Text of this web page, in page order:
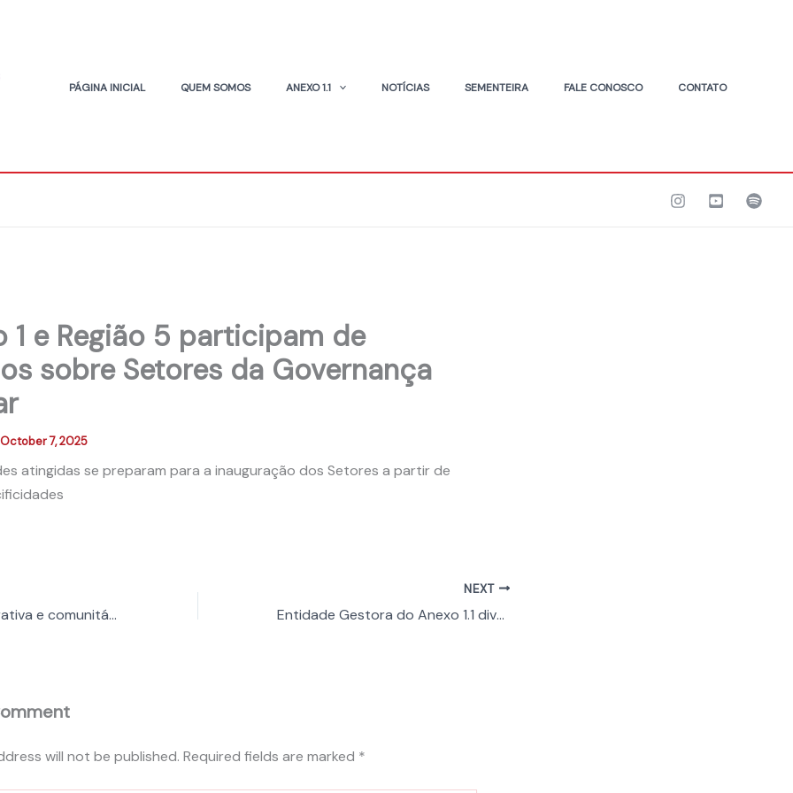
PÁGINA INICIAL QUEM SOMOS ANEXO 1.1 NOTÍCIAS SEMENTEIRA FALE CONOSCO CONTATO
1 e Região 5 participam de
sobre Setores da Governança
October 7, 2025
atingidas se preparam para a inauguração dos Setores a partir de
Equipes administrativa e comunitária participam de formação
NEXT
Entidade Gestora do Anexo 1.1 divulga material desenvolvido para etapa de Priorização de Danos
will not be published. Required fields are marked *